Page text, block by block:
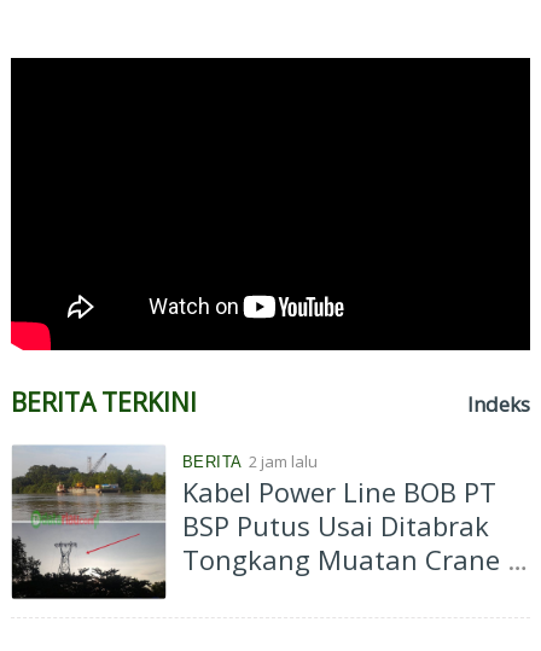
BERITA TERKINI Indeks
BERITA 2 jam lalu
Kabel Power Line BOB PT
BSP Putus Usai Ditabrak
Tongkang Muatan Crane di
Perawang